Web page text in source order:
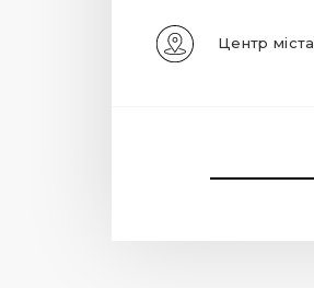
Центр міста